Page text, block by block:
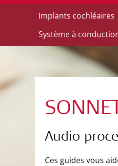
Implants cochléaires
Système à
Audio
Ces guides vous